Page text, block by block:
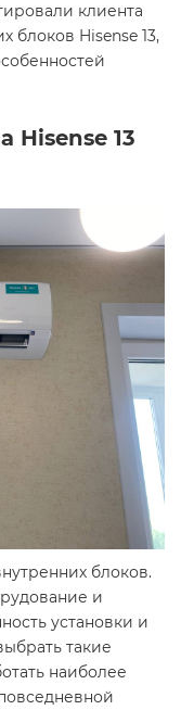
клиента
блоков Hisense 13,
Hisense 13
блоков.
и
установки и
такие
наиболее